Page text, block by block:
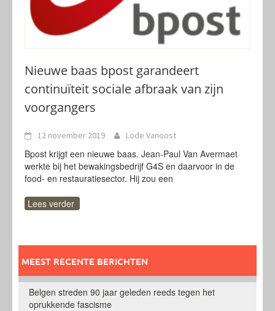
Nieuwe baas bpost garandeert
continuïteit sociale afbraak van zijn
voorgangers
12 november 2019 Lode Vanoost
Bpost krijgt een nieuwe baas. Jean-Paul Van Avermaet
werkte bij het bewakingsbedrijf G4S en daarvoor in de
food- en restauratiesector. Hij zou een
Lees verder
MEEST RECENTE BERICHTEN
Belgen streden 90 jaar geleden reeds tegen het
oprukkende fascisme